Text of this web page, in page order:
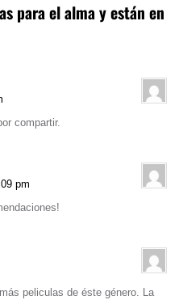
para el alma y están en
compartir.
pm
peliculas de éste género. La